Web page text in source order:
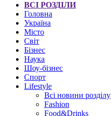
ВСІ РОЗДІЛИ
Головна
Україна
Місто
Світ
Бізнес
Наука
Шоу-бізнес
Спорт
Lifestyle
Всі новини розділу
Fashion
Food&Drinks